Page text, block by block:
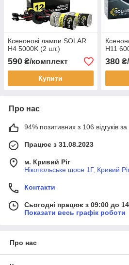
Ксенонові лампи SOLAR
H4 5000K (2 шт.)
590 ₴/комплект
Купити
H11
380₴/
Про нас
94% позитивних з 106 відгуків за
Працює з 31.08.2023
м. Кривий Ріг
Нікопольське шосе 1Г, Кривий
Контакти
Сьогодні працює з 09:00 до
Показати весь графік роботи
Про нас